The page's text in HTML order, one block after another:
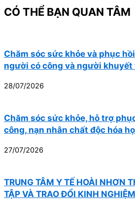
CÓ THỂ BẠN QUAN TÂM
Chăm sóc sức khỏe và phục
người có công và người khuyết
28/07/2026
Chăm sóc sức khỏe, hỗ trợ
công, nạn nhân chất độc hóa
27/07/2026
TRUNG TÂM Y TẾ HOÀI NHƠN
TẬP VÀ TRAO ĐỔI KINH